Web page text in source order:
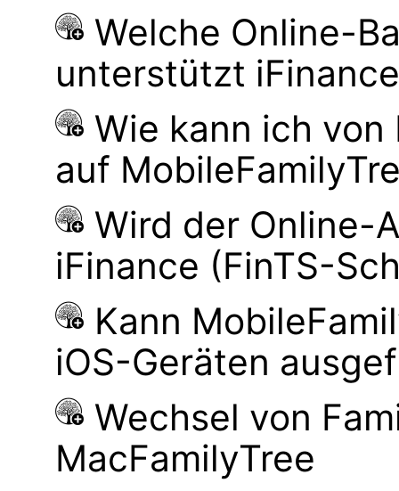
Welche Online-
unterstützt
Wie kann ich
auf
Wird der Online-
iFinance (FinTS-
Kann
iOS-Geräten
Wechsel von
MacFamilyTree